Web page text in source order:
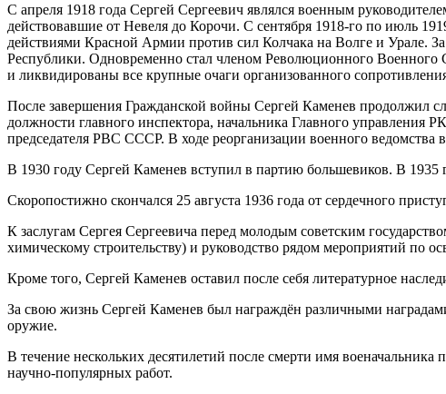
С апреля 1918 года Сергей Сергеевич являлся военным
действовавшие от Невеля до Корочи. С сентября 1918-го по июль
действиями Красной Армии против сил Колчака на Волге и Урале.
Республики. Одновременно стал членом Революционного
и ликвидированы все крупные очаги организованного
После завершения Гражданской войны Сергей Каменев продолжил
должности главного инспектора, начальника Главного управления
председателя РВС СССР. В ходе реорганизации военного
В 1930 году Сергей Каменев вступил в партию большевиков. В 1935
Скоропостижно скончался 25 августа 1936 года от сердечного
К заслугам Сергея Сергеевича перед молодым советским
химическому строительству) и руководство рядом мероприятий по
Кроме того, Сергей Каменев оставил после себя литературное
За свою жизнь Сергей Каменев был награждён различными
оружие.
В течение нескольких десятилетий после смерти имя
научно-популярных работ.